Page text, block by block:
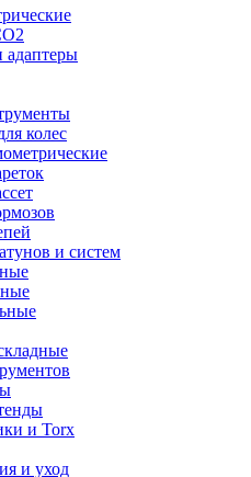
колес
и систем
и Torx
и уход